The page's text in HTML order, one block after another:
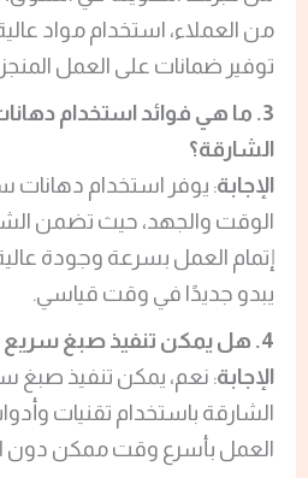
من العملاء، استخدام مواد
توفير ضمانات على العمل
3. ما هي فوائد استخدام
الشارقة؟
الإجابة: يوفر استخدام دهانات
الوقت والجهد، حيث تضمن
إتمام العمل بسرعة وجودة
يبدو جديدًا في وقت قياسي.
4. هل يمكن تنفيذ صبغ سريع
الإجابة: نعم، يمكن تنفيذ صبغ
الشارقة باستخدام تقنيات
العمل بأسرع وقت ممكن دون